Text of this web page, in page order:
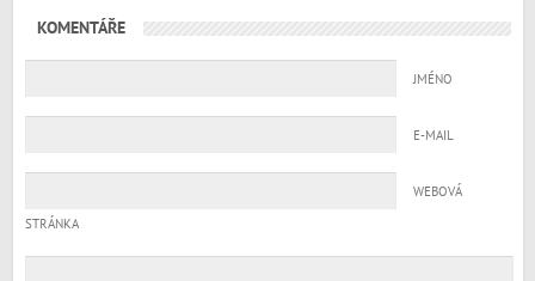
KOMENTÁŘE
JMÉNO
E-MAIL
WEBOVÁ
STRÁNKA